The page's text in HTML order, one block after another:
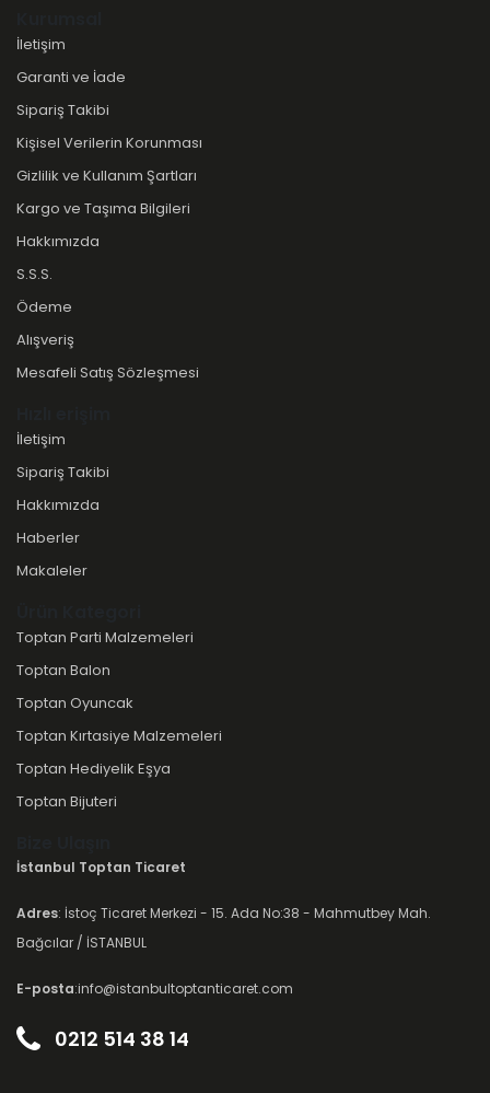
İletişim
Garanti ve İade
Sipariş Takibi
Kişisel Verilerin Korunması
Gizlilik ve Kullanım Şartları
Kargo ve Taşıma Bilgileri
Hakkımızda
S.S.S.
Ödeme
Alışveriş
Mesafeli Satış Sözleşmesi
İletişim
Sipariş Takibi
Hakkımızda
Haberler
Makaleler
Toptan Parti Malzemeleri
Toptan Balon
Toptan Oyuncak
Toptan Kırtasiye Malzemeleri
Toptan Hediyelik Eşya
Toptan Bijuteri
İstanbul Toptan Ticaret
Adres: İstoç Ticaret Merkezi - 15. Ada No:38 - Mahmutbey Mah.
Bağcılar / İSTANBUL
E-posta:info@istanbultoptanticaret.com
0212 514 38 14